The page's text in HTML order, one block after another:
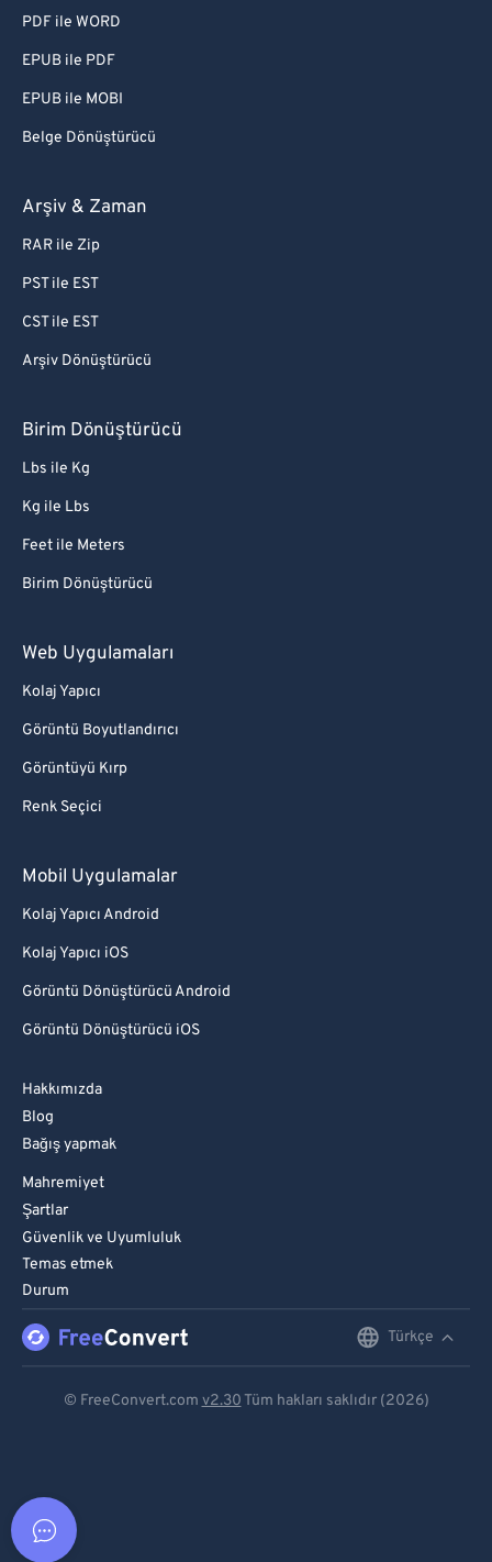
PDF ile WORD
EPUB ile PDF
EPUB ile MOBI
Belge Dönüştürücü
Arşiv & Zaman
RAR ile Zip
PST ile EST
CST ile EST
Arşiv Dönüştürücü
Birim Dönüştürücü
Lbs ile Kg
Kg ile Lbs
Feet ile Meters
Birim Dönüştürücü
Web Uygulamaları
Kolaj Yapıcı
Görüntü Boyutlandırıcı
Görüntüyü Kırp
Renk Seçici
Mobil Uygulamalar
Kolaj Yapıcı Android
Kolaj Yapıcı iOS
Görüntü Dönüştürücü Android
Görüntü Dönüştürücü iOS
Hakkımızda
Blog
Bağış yapmak
Mahremiyet
Şartlar
Güvenlik ve Uyumluluk
Temas etmek
Durum
Türkçe
© FreeConvert.com v2.30 Tüm hakları saklıdır (2026)